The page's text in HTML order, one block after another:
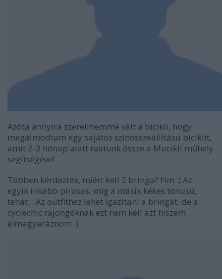
Azóta annyira szerelmemmé vált a bicikli, hogy
megálmodtam egy sajátos színösszeállítású biciklit,
amit 2-3 hónap alatt raktunk össze a Mucikli műhely
segítségével.
Többen kérdezték, miért kell 2 bringa? Hm :) Az
egyik inkább pirosas, míg a másik kékes tónusú,
tehát... Az outfithez lehet igazítani a bringát, de a
cyclechic rajongóknak ezt nem kell azt hiszem
elmagyaráznom :)